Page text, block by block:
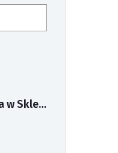
Konsultant / Konsultantka w Sklepie Firmowym T-Mobile